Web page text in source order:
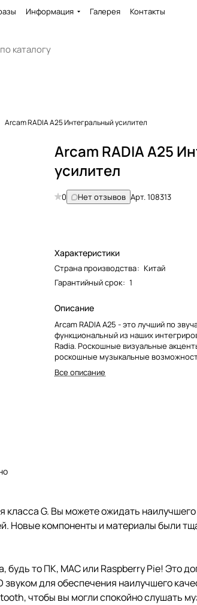
Информация Галерея Контакты
Arcam RADIA A25 Интегральный усилител
Arcam RADIA A25
усилител
0 Нет отзывов Арт.108313
Характеристики
Страна производства: Китай
Гарантийный срок: 1
Описание
Arcam RADIA A25 - это лучший по
функциональный из наших
Radia. Роскошные визуальные
роскошные музыкальные
предлагает.
Все описание
G. Вы можете ожидать
Новые компоненты и материалы были
будь то ПК, MAC или Raspberry Pie! Это
для обеспечения наилучшего
чтобы вы могли спокойно слушать